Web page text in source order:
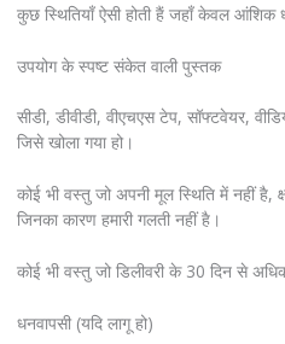
कुछ स्थितियाँ ऐसी होती हैं जहाँ केवल आंशिक
उपयोग के स्पष्ट संकेत वाली पुस्तक
सीडी, डीवीडी, वीएचएस टेप, सॉफ्टवेयर,
जिसे खोला गया हो।
कोई भी वस्तु जो अपनी मूल स्थिति में नहीं है,
जिनका कारण हमारी गलती नहीं है।
कोई भी वस्तु जो डिलीवरी के 30 दिन से
धनवापसी (यदि लागू हो)